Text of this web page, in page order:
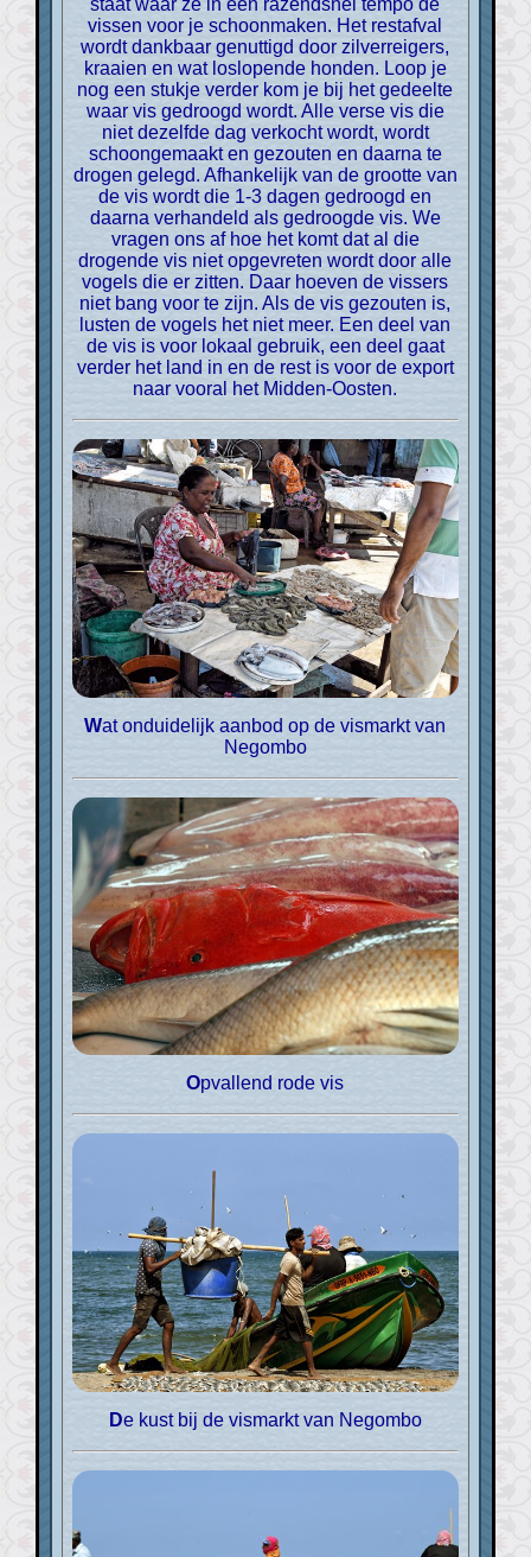
staat waar ze in een razendsnel tempo de
vissen voor je schoonmaken. Het restafval
wordt dankbaar genuttigd door zilverreigers,
kraaien en wat loslopende honden. Loop je
nog een stukje verder kom je bij het gedeelte
waar vis gedroogd wordt. Alle verse vis die
niet dezelfde dag verkocht wordt, wordt
schoongemaakt en gezouten en daarna te
drogen gelegd. Afhankelijk van de grootte van
de vis wordt die 1-3 dagen gedroogd en
daarna verhandeld als gedroogde vis. We
vragen ons af hoe het komt dat al die
drogende vis niet opgevreten wordt door alle
vogels die er zitten. Daar hoeven de vissers
niet bang voor te zijn. Als de vis gezouten is,
lusten de vogels het niet meer. Een deel van
de vis is voor lokaal gebruik, een deel gaat
verder het land in en de rest is voor de export
naar vooral het Midden-Oosten.
Wat onduidelijk aanbod op de vismarkt van
Negombo
Opvallend rode vis
De kust bij de vismarkt van Negombo